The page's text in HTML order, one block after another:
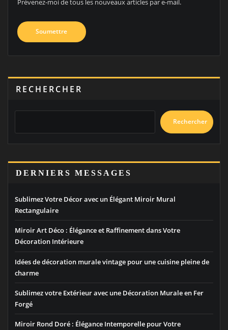
Prévenez-moi de tous les nouveaux articles par e-mail.
RECHERCHER
Rechercher
DERNIERS MESSAGES
Sublimez Votre Décor avec un Élégant Miroir Mural
Rectangulaire
Miroir Art Déco : Élégance et Raffinement dans Votre
Décoration Intérieure
Idées de décoration murale vintage pour une cuisine pleine de
charme
Sublimez votre Extérieur avec une Décoration Murale en Fer
Forgé
Miroir Rond Doré : Élégance Intemporelle pour Votre